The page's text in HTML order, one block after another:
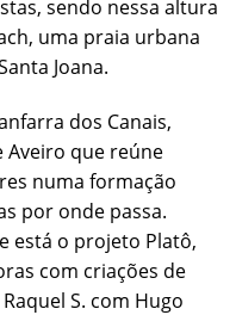
sendo nessa altura
uma praia urbana
Joana.
dos Canais,
Aveiro que reúne
numa formação
por onde passa.
está o projeto Platô,
com criações de
S. com Hugo